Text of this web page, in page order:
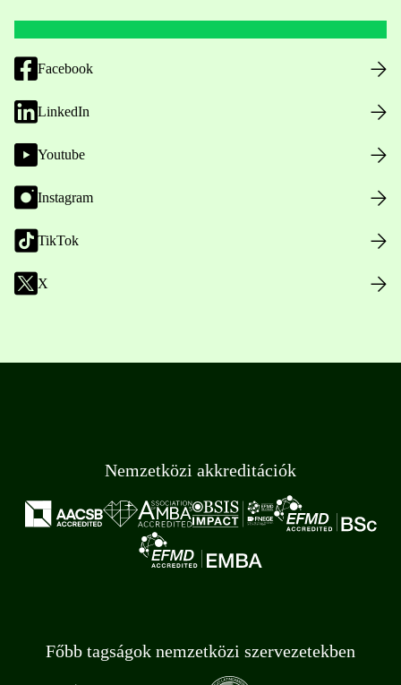
Facebook
LinkedIn
Youtube
Instagram
TikTok
X
Nemzetközi akkreditációk
Főbb tagságok nemzetközi szervezetekben